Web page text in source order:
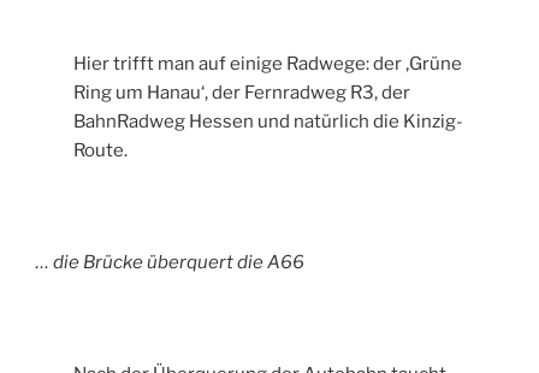
Hier trifft man auf einige Radwege: der ‚Grüne
Ring um Hanau‘, der Fernradweg R3, der
BahnRadweg Hessen und natürlich die Kinzig-
Route.
… die Brücke überquert die A66